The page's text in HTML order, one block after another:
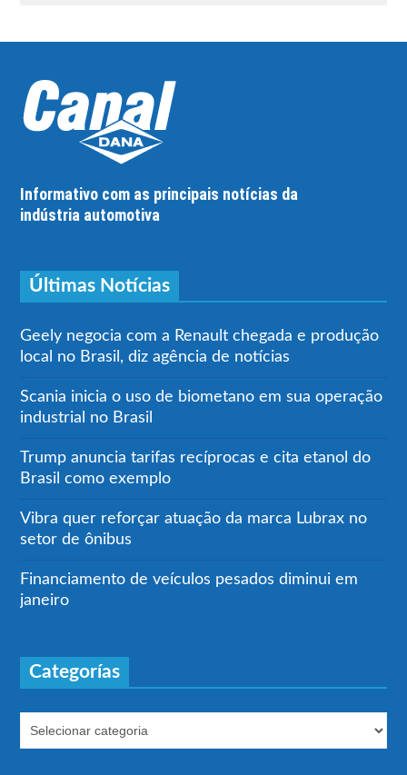
Informativo com as principais notícias da
indústria automotiva
Últimas Notícias
Geely negocia com a Renault chegada e produção
local no Brasil, diz agência de notícias
Scania inicia o uso de biometano em sua operação
industrial no Brasil
Trump anuncia tarifas recíprocas e cita etanol do
Brasil como exemplo
Vibra quer reforçar atuação da marca Lubrax no
setor de ônibus
Financiamento de veículos pesados diminui em
janeiro
Categorías